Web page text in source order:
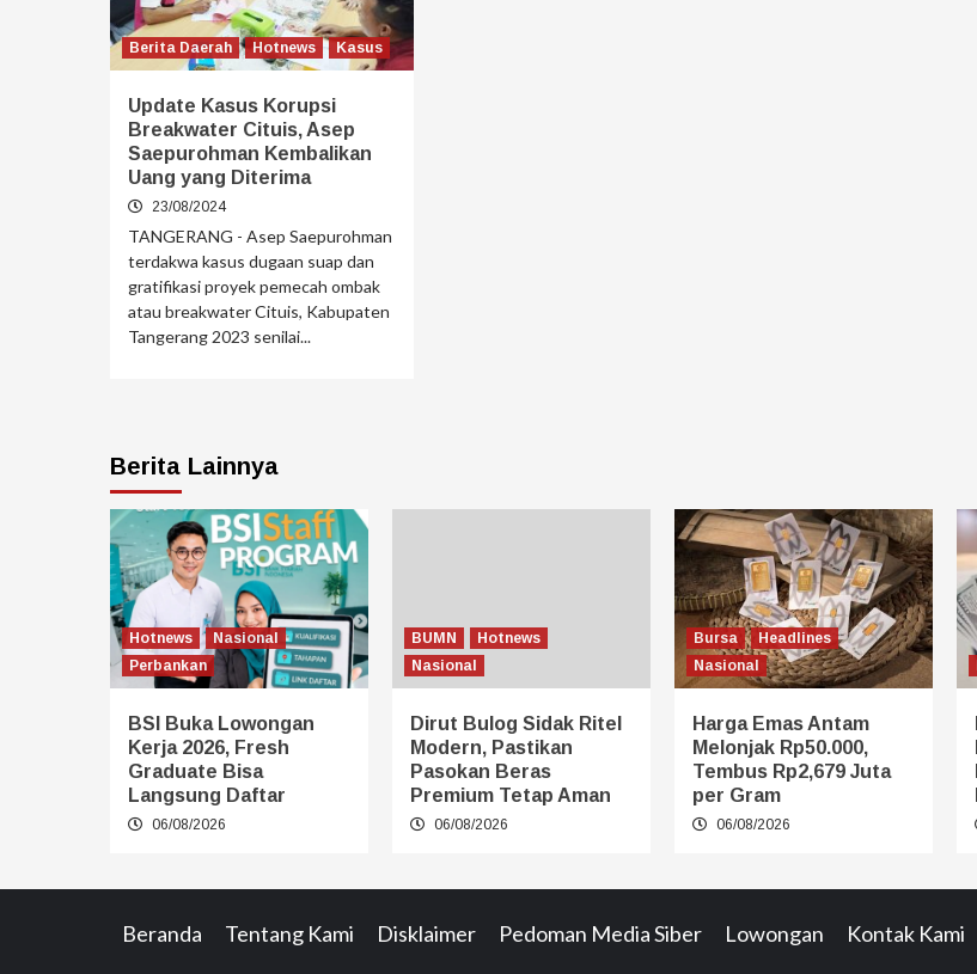
Berita Daerah Hotnews Kasus
Update Kasus Korupsi
Breakwater Cituis, Asep
Saepurohman Kembalikan
Uang yang Diterima
23/08/2024
TANGERANG - Asep Saepurohman
terdakwa kasus dugaan suap dan
gratifikasi proyek pemecah ombak
atau breakwater Cituis, Kabupaten
Tangerang 2023 senilai...
Berita Lainnya
Hotnews
Nasional
Perbankan
BSI Buka Lowongan
Kerja 2026, Fresh
Graduate Bisa
Langsung Daftar
06/08/2026
BUMN
Hotnews
Nasional
Dirut Bulog Sidak Ritel
Modern, Pastikan
Pasokan Beras
Premium Tetap Aman
06/08/2026
Bursa
Headlines
Nasional
Harga Emas Antam
Melonjak Rp50.000,
Tembus Rp2,679 Juta
per Gram
06/08/2026
Beranda Tentang Kami Disklaimer Pedoman Media Siber Lowongan Kontak Kami